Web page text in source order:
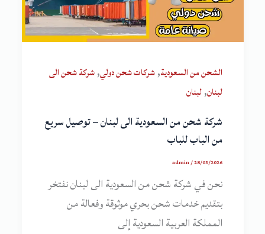
الشحن من السعودية,شركات شحن دولي,شركة شحن الى
لبنان,لبنان
شركة شحن من السعودية الى لبنان – توصيل سريع
من الباب للباب
admin/28/03/2026
نحن في شركة شحن من السعودية الى لبنان نفتخر
بتقديم خدمات شحن بحري موثوقة وفعالة من
المملكة العربية السعودية إلى